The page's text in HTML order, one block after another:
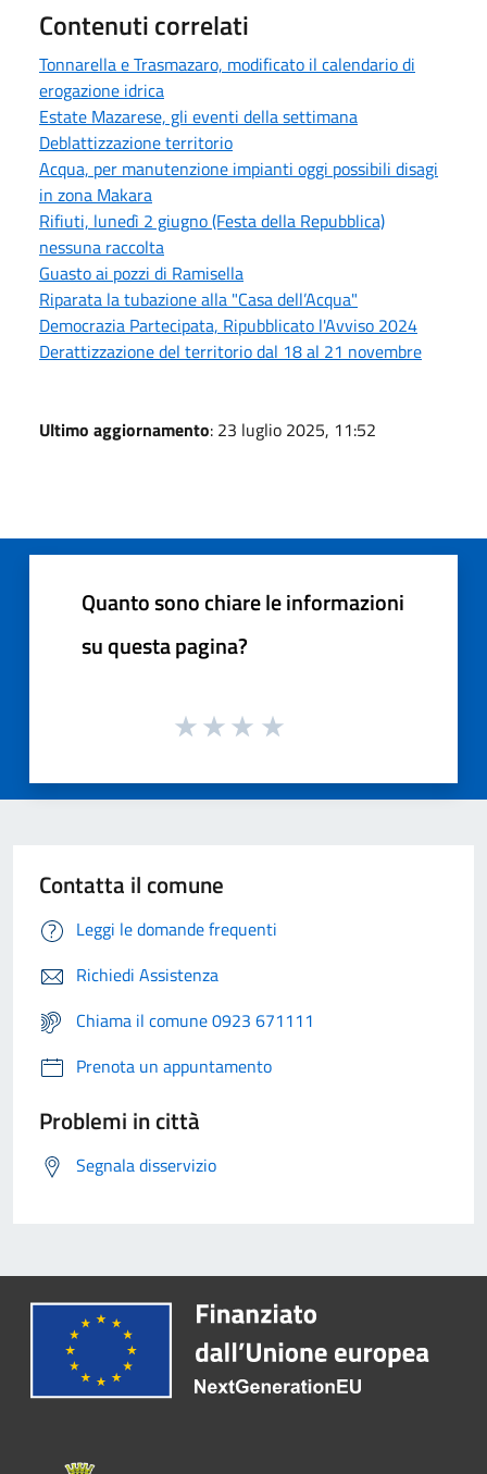
Contenuti correlati
Tonnarella e Trasmazaro, modificato il calendario di
erogazione idrica
Estate Mazarese, gli eventi della settimana
Deblattizzazione territorio
Acqua, per manutenzione impianti oggi possibili disagi
in zona Makara
Rifiuti, lunedì 2 giugno (Festa della Repubblica)
nessuna raccolta
Guasto ai pozzi di Ramisella
Riparata la tubazione alla "Casa dell’Acqua"
Democrazia Partecipata, Ripubblicato l'Avviso 2024
Derattizzazione del territorio dal 18 al 21 novembre
Ultimo aggiornamento: 23 luglio 2025, 11:52
Quanto sono chiare le informazioni
su questa pagina?
Contatta il comune
Leggi le domande frequenti
Richiedi Assistenza
Chiama il comune 0923 671111
Prenota un appuntamento
Problemi in città
Segnala disservizio